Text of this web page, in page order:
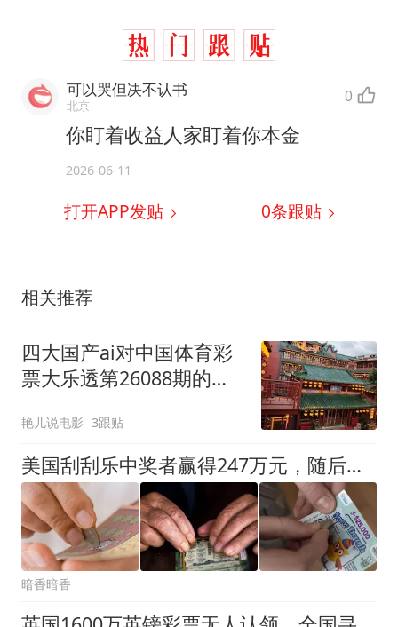
可以哭但决不认书
北京 0
你盯着收益人家盯着你本金
2026-06-11
打开APP发贴 0条跟贴
相关推荐
四大国产ai对中国体育彩
票大乐透第26088期的测
艳儿说电影 3跟贴
美国刮刮乐中奖者赢得247万元，随后第二张彩票再中12万元
暗香暗香